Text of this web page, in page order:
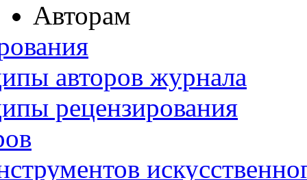
Авторам
авторов журнала
рецензирования